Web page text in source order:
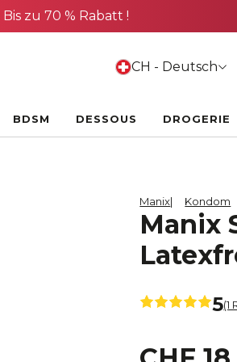
Bis zu 70 % Rabatt !
CH - Deutsch
BDSM DESSOUS DROGERIE
Manix Kondom
Manix
5(1